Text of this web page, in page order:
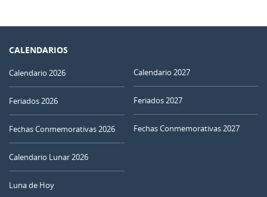
CALENDARIOS
Calendario 2026
Feriados 2026
Fechas Conmemorativas 2026
Calendario Lunar 2026
Luna de Hoy
Calendario 2027
Feriados 2027
Fechas Conmemorativas 2027